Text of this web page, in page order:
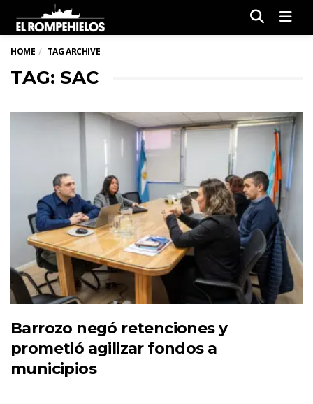
HOME TAG ARCHIVE
TAG: SAC
Barrozo negó retenciones y
prometió agilizar fondos a
municipios